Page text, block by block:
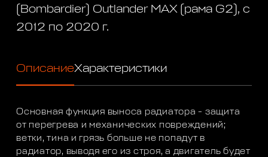
(Bombardier) Outlander MAX (рама G2), с
2012 по 2020 г.
ОписаниеХарактеристики
Основная функция выноса радиатора - защита
от перегрева и механических повреждений;
ветки, тина и грязь больше не попадут в
радиатор, выводя его из строя, а двигатель будет